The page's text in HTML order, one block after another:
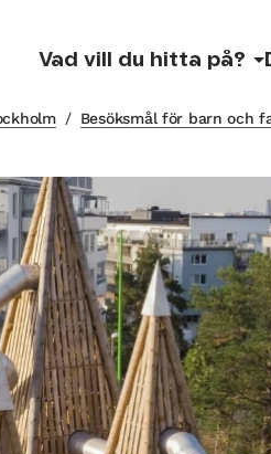
Vad vill du hitta på?
/ Besöksmål för barn och